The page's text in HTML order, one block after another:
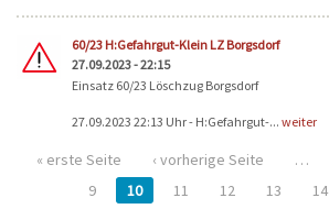
60/23 H:Gefahrgut-Klein LZ Borgsdorf
27.09.2023 - 22:15
Einsatz 60/23 Löschzug Borgsdorf
27.09.2023 22:13 Uhr - H:Gefahrgut-... weiter
« erste Seite ‹ vorherige Seite …
9
10 11 12 13 14